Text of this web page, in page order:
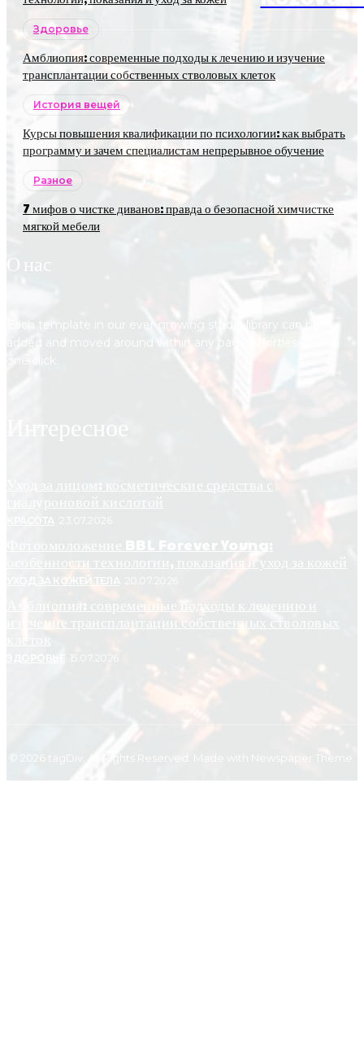
Здоровье
Амблиопия: современные подходы к лечению и изучение
трансплантации собственных стволовых клеток
История вещей
Курсы повышения квалификации по психологии: как выбрать
программу и зачем специалистам непрерывное обучение
Разное
7 мифов о чистке диванов: правда о безопасной химчистке
мягкой мебели
О нас
Each template in our ever growing studio library can be
added and moved around within any page effortlessly with
Интересное
Уход за лицом: косметические средства с
гиалуроновой кислотой
КРАСОТА
Фотоомоложение BBL Forever Young:
особенности технологии, показания и уход за кожей
УХОД ЗА КОЖЕЙ ТЕЛА
Амблиопия: современные подходы к лечению и
изучение трансплантации собственных стволовых
клеток
ЗДОРОВЬЕ
© 2026 tagDiv. All Rights Reserved. Made with Newspaper Theme.